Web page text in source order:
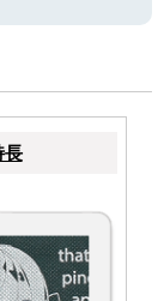
長